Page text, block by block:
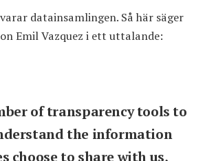
datainsamlingen. Så här säger
Emil Vazquez i ett uttalande:
of transparency tools to
the information
choose to share with us,